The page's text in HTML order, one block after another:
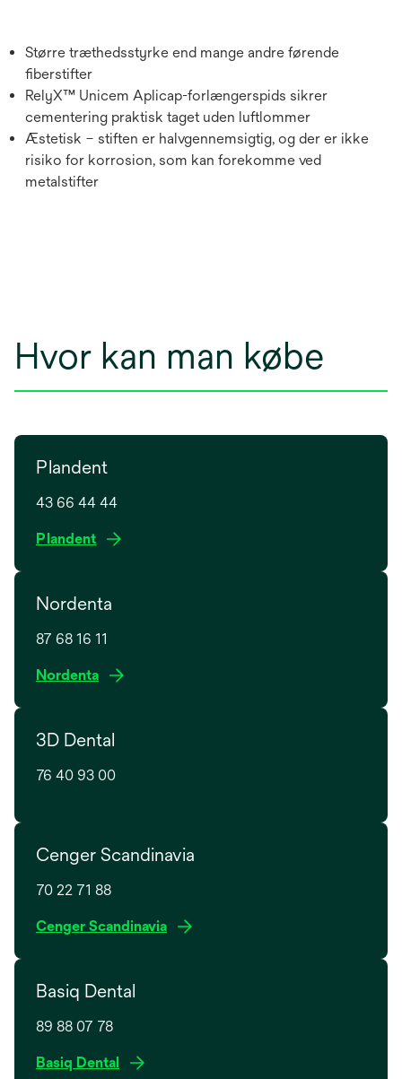
Større træthedsstyrke end mange andre førende
fiberstifter
RelyX™ Unicem Aplicap-forlængerspids sikrer
cementering praktisk taget uden luftlommer
Æstetisk – stiften er halvgennemsigtig, og der er ikke
risiko for korrosion, som kan forekomme ved
metalstifter
Hvor kan man købe
Plandent
43 66 44 44
Plandento
n
i
e
t
Nordenta
87 68 16 11
Nordentao
n
i
n
w
a
3D Dental
76 40 93 00
Cenger Scandinavia
70 22 71 88
Cenger Scandinaviao
Basiq Dental
89 88 07 78
Basiq Dental